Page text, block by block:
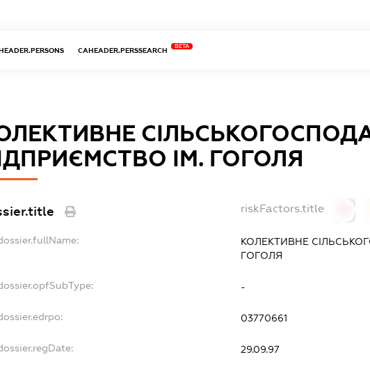
CAHEADER.PERSSEARCH
BETA
ІМ. ГОГОЛЯ
riskFactors.title
КОЛЕКТИВНЕ
ГОГОЛЯ
-
03770661
29.09.97